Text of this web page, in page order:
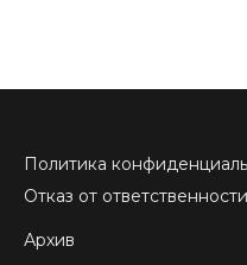
Политика
Отказ от ответственности
Архив